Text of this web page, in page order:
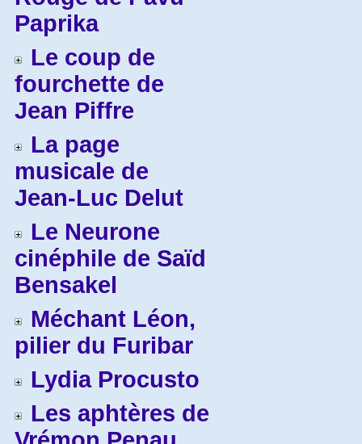
Paprika
Le coup de
fourchette de
Jean Piffre
La page
musicale de
Jean-Luc Delut
Le Neurone
cinéphile de Saïd
Bensakel
Méchant Léon,
pilier du Furibar
Lydia Procusto
Les aphtères de